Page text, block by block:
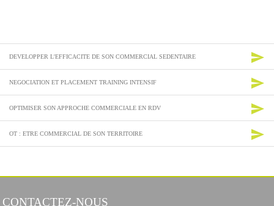
DEVELOPPER L'EFFICACITE DE SON COMMERCIAL SEDENTAIRE send
NEGOCIATION ET PLACEMENT TRAINING INTENSIF send
OPTIMISER SON APPROCHE COMMERCIALE EN RDV send
OT : ETRE COMMERCIAL DE SON TERRITOIRE send
CONTACTEZ-NOUS